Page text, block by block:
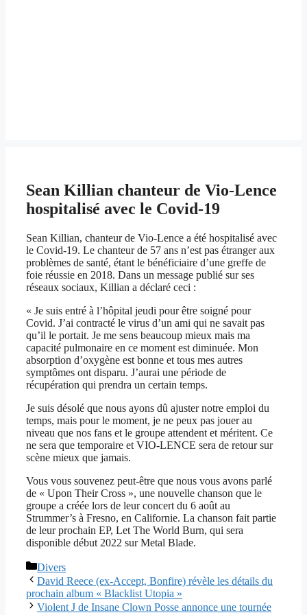
Sean Killian chanteur de Vio-Lence
hospitalisé avec le Covid-19
Sean Killian, chanteur de Vio-Lence a été hospitalisé avec
le Covid-19. Le chanteur de 57 ans n’est pas étranger aux
problèmes de santé, étant le bénéficiaire d’une greffe de
foie réussie en 2018. Dans un message publié sur ses
réseaux sociaux, Killian a déclaré ceci :
« Je suis entré à l’hôpital jeudi pour être soigné pour
Covid. J’ai contracté le virus d’un ami qui ne savait pas
qu’il le portait. Je me sens beaucoup mieux mais ma
capacité pulmonaire en ce moment est diminuée. Mon
absorption d’oxygène est bonne et tous mes autres
symptômes ont disparu. J’aurai une période de
récupération qui prendra un certain temps.
Je suis désolé que nous ayons dû ajuster notre emploi du
temps, mais pour le moment, je ne peux pas jouer au
niveau que nos fans et le groupe attendent et méritent. Ce
ne sera que temporaire et VIO-LENCE sera de retour sur
scène mieux que jamais.
Vous vous souvenez peut-être que nous vous avons parlé
de « Upon Their Cross », une nouvelle chanson que le
groupe a créée lors de leur concert du 6 août au
Strummer’s à Fresno, en Californie. La chanson fait partie
de leur prochain EP, Let The World Burn, qui sera
disponible début 2022 sur Metal Blade.
Catégories
Divers
David Reece (ex-Accept, Bonfire) révèle les détails du
prochain album « Blacklist Utopia »
Violent J de Insane Clown Posse annonce une tournée